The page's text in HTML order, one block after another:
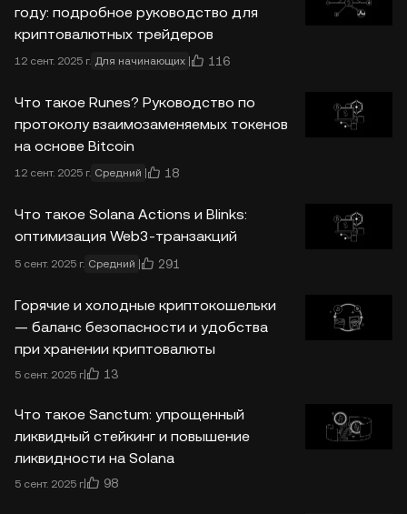
году: подробное руководство для
криптовалютных трейдеров
12 сент. 2025 г. Для начинающих 116
Что такое Runes? Руководство по
протоколу взаимозаменяемых токенов
на основе Bitcoin
12 сент. 2025 г. Средний 18
Что такое Solana Actions и Blinks:
оптимизация Web3-транзакций
5 сент. 2025 г. Средний 291
Горячие и холодные криптокошельки
— баланс безопасности и удобства
при хранении криптовалюты
5 сент. 2025 г. 13
Что такое Sanctum: упрощенный
ликвидный стейкинг и повышение
ликвидности на Solana
5 сент. 2025 г. 98